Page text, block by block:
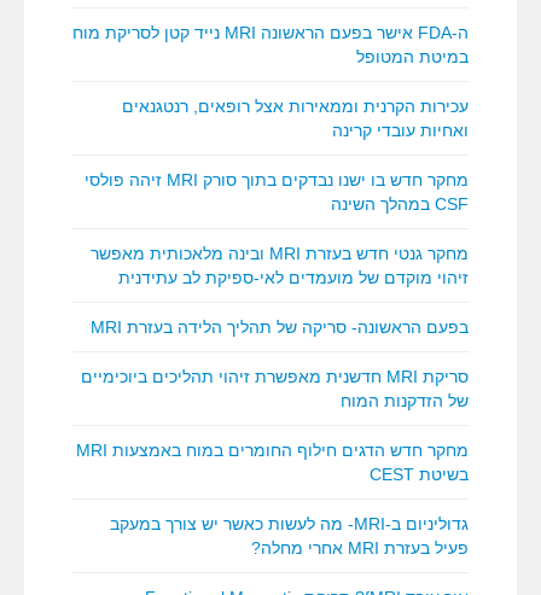
ה-FDA אישר בפעם הראשונה MRI נייד קטן לסריקת מוח
במיטת המטופל
עכירות הקרנית וממאירות אצל רופאים, רנטגנאים
ואחיות עובדי קרינה
מחקר חדש בו ישנו נבדקים בתוך סורק MRI זיהה פולסי
CSF במהלך השינה
מחקר גנטי חדש בעזרת MRI ובינה מלאכותית מאפשר
זיהוי מוקדם של מועמדים לאי-ספיקת לב עתידנית
בפעם הראשונה- סריקה של תהליך הלידה בעזרת MRI
סריקת MRI חדשנית מאפשרת זיהוי תהליכים ביוכימיים
של הזדקנות המוח
מחקר חדש הדגים חילוף החומרים במוח באמצעות MRI
בשיטת CEST
גדוליניום ב-MRI- מה לעשות כאשר יש צורך במעקב
פעיל בעזרת MRI אחרי מחלה?